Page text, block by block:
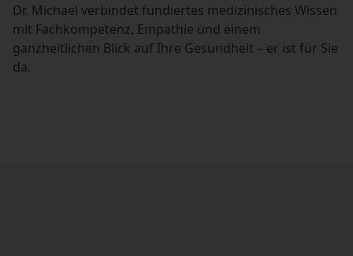
Dr. Michael verbindet fundiertes medizinisches Wissen
mit Fachkompetenz, Empathie und einem
ganzheitlichen Blick auf Ihre Gesundheit – er ist für Sie
da.